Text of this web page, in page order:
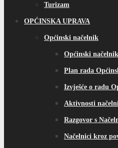
Turizam
OPĆINSKA UPRAVA
Općinski načelnik
Općinski načelnik
Plan rada
Izvješće o radu
Aktivnosti
Razgovor s
Načelnici kroz